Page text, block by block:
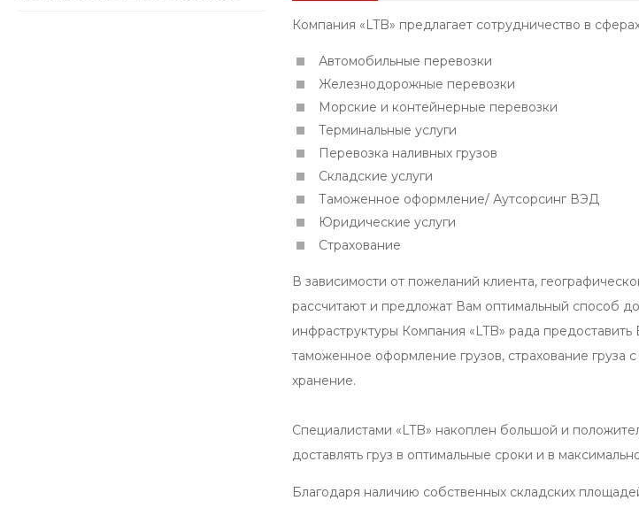
Компания «LTB» предлагает сотрудничество в
Автомобильные перевозки
Железнодорожные перевозки
Морские и контейнерные перевозки
Терминальные услуги
Перевозка наливных грузов
Складские услуги
Таможенное оформление/ Аутсорсинг ВЭД
Юридические услуги
Страхование
В зависимости от пожеланий клиента,
рассчитают и предложат Вам оптимальный способ
инфраструктуры Компания «LTB» рада
таможенное оформление грузов, страхование груза
хранение.
Специалистами «LTB» накоплен большой и
доставлять груз в оптимальные сроки и в
Благодаря наличию собственных складских